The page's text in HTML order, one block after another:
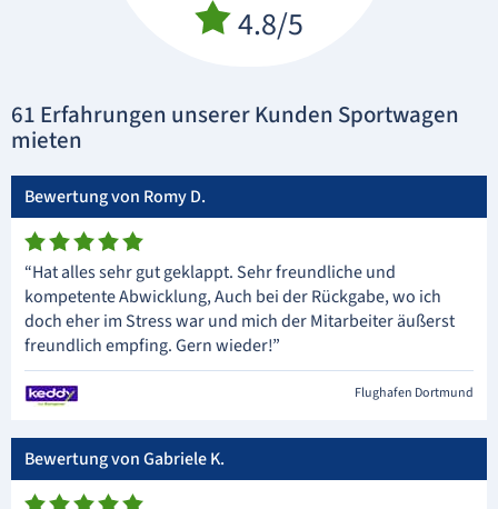
4.8/5
61 Erfahrungen unserer Kunden Sportwagen
mieten
Bewertung von Romy D.
“Hat alles sehr gut geklappt. Sehr freundliche und
kompetente Abwicklung, Auch bei der Rückgabe, wo ich
doch eher im Stress war und mich der Mitarbeiter äußerst
freundlich empfing. Gern wieder!”
Flughafen Dortmund
Bewertung von Gabriele K.